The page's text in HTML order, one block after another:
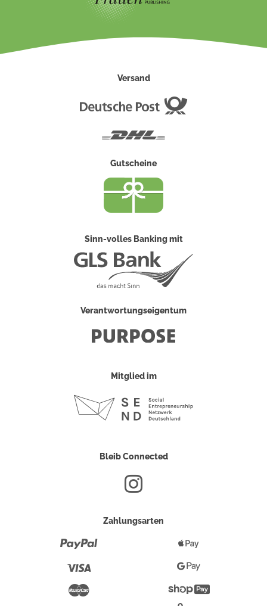
Versand
Gutscheine
Sinn-volles Banking mit
Verantwortungseigentum
Mitglied im
Bleib Connected
Zahlungsarten
Pay
Google
Pay